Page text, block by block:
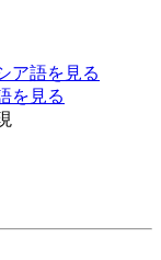
ア語を見る
を見る